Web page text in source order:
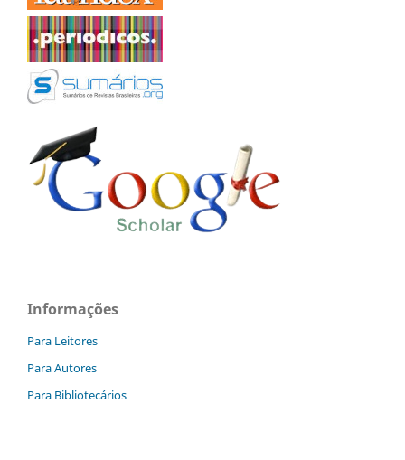
Informações
Para Leitores
Para Autores
Para Bibliotecários